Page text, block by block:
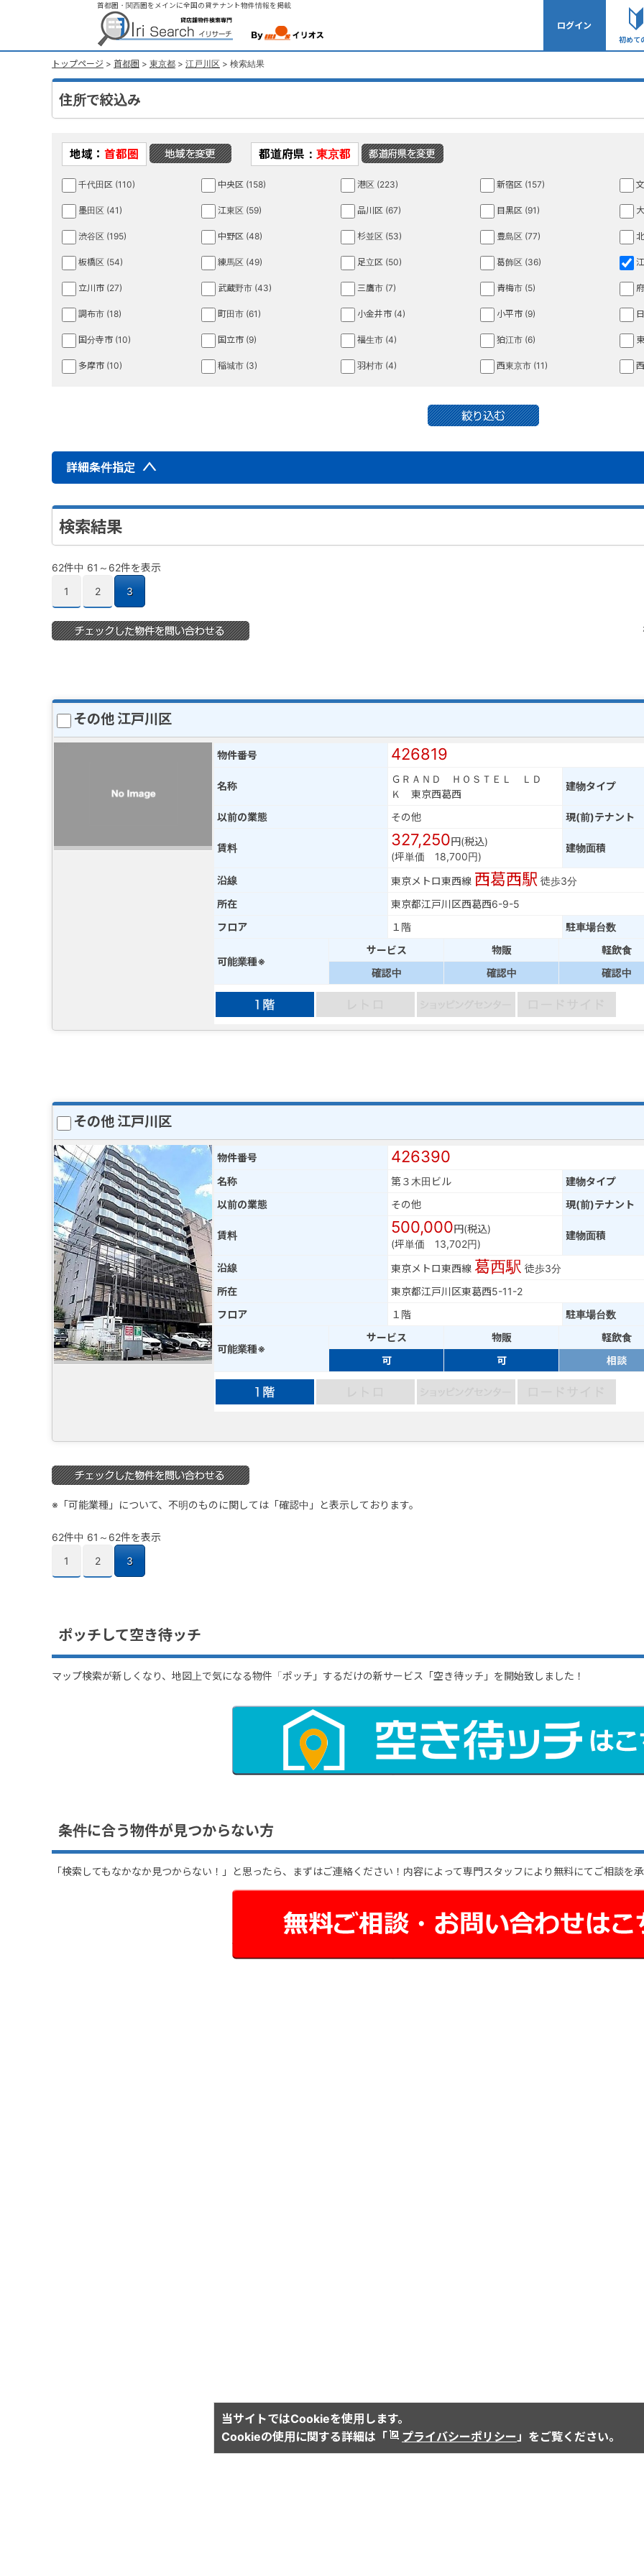
首都圏・関西圏をメインに全国の貸テナント物件情報を掲載
ログイン
初めて
トップページ > 首都圏 > 東京都 > 江戸川区 > 検索結果
住所で絞込み
地域： 首都圏 都道府県： 東京都
千代田区 (110) 中央区 (158) 港区 (223) 新宿区 (157)
墨田区 (41) 江東区 (59) 品川区 (67) 目黒区 (91)
渋谷区 (195) 中野区 (48) 杉並区 (53) 豊島区 (77)
板橋区 (54) 練馬区 (49) 足立区 (50) 葛飾区 (36)
立川市 (27) 武蔵野市 (43) 三鷹市 (7) 青梅市 (5)
調布市 (18) 町田市 (61) 小金井市 (4) 小平市 (9)
国分寺市 (10) 国立市 (9) 福生市 (4) 狛江市 (6)
多摩市 (10) 稲城市 (3) 羽村市 (4) 西東京市 (11)
詳細条件指定
検索結果
62件中 61～62件を表示
1
2 3
その他 江戸川区
物件番号 426819
名称
ＧＲＡＮＤ ＨＯＳＴＥＬ ＬＤ
Ｋ 東京西葛西
建物タイプ
以前の業態 その他 現(前)テナント
賃料 327,250円(税込)
(坪単価 18,700円)
建物面積
沿線 東京メトロ東西線 西葛西駅 徒歩3分
所在
東京都江戸川区西葛西6-9-5
フロア
１階 駐車場台数
可能業種※
サービス 物販
軽飲食
確認中
確認中 確認中
その他 江戸川区
物件番号 426390
名称 第３木田ビル
建物タイプ
以前の業態
その他 現(前)テナント
賃料 500,000円(税込)
(坪単価 13,702円)
建物面積
沿線 東京メトロ東西線 葛西駅 徒歩3分
所在
東京都江戸川区東葛西5-11-2
フロア
１階 駐車場台数
可能業種※
サービス 物販
軽飲食
可
可 相談
※「可能業種」について、不明のものに関しては「確認中」と表示しております。
62件中 61～62件を表示
1
2 3
ポッチして空き待ッチ
マップ検索が新しくなり、地図上で気になる物件「ポッチ」するだけの新サービス「空き待ッチ」を開始致しました！
条件に合う物件が見つからない方
「検索してもなかなか見つからない！」と思ったら、まずはご連絡ください！内容によって専門スタッフにより無料にてご相談を
当サイトではCookieを使用します。
Cookieの使用に関する詳細は「
プライバシーポリシー」をご覧ください。